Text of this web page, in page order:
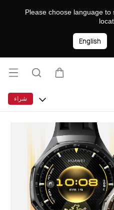
Please choose language
English
فتح
شراء